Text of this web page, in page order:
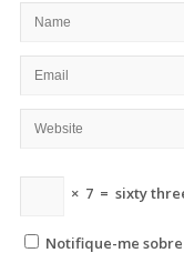
× 7 = sixty
Notifique-me